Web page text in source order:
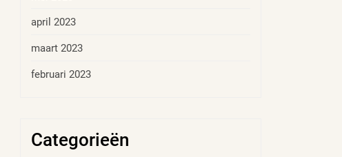
april 2023
maart 2023
februari 2023
Categorieën